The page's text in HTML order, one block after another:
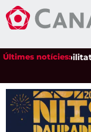
Últimes notícies:
La sensibilitat de